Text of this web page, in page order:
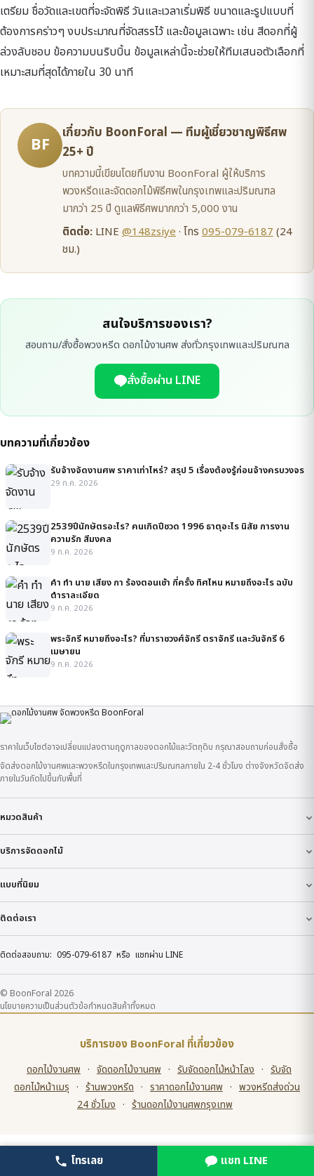
เตรียม ชื่อวัดและเขตที่จะจัดพิธี วันและเวลาเริ่มพิธี ขนาดและรูปแบบที่
ต้องการคร่าวๆ งบประมาณที่จัดสรรไว้ และข้อมูลเฉพาะ เช่น สีดอกที่ผู้
ล่วงลับชอบ ข้อความบนริบบิ้น ข้อมูลเหล่านี้จะช่วยให้ทีมเสนอตัวเลือกที่
เหมาะสมที่สุดได้ภายใน 30 นาที
BF
เกี่ยวกับ BoonForal — ทีมผู้เชี่ยวชาญพิธีศพ
25+ ปี
บทความนี้เขียนโดยทีมงาน BoonForal ผู้ให้บริการ
พวงหรีดและจัดดอกไม้พิธีศพในกรุงเทพและปริมณฑล
มากว่า 25 ปี ดูแลพิธีศพมากกว่า 5,000 งาน
ติดต่อ: LINE @148zsiye· โทร 095-079-6187(24
ชม.)
สนใจบริการของเรา?
สอบถาม/สั่งซื้อพวงหรีด ดอกไม้งานศพ ส่งทั่วกรุงเทพและปริมณฑล
สั่งซื้อผ่าน LINE
บทความที่เกี่ยวข้อง
รับจ้างจัดงานศพ ราคาเท่าไหร่? สรุป 5 เรื่องต้องรู้ก่อนจ้างครบวงจร
29 ก.ค. 2026
2539ปีนักษัตรอะไร? คนเกิดปีชวด 1996 ธาตุอะไร นิสัย การงาน
ความรัก สีมงคล
9 ก.ค. 2026
คํา ทํา นาย เสียง กา ร้องตอนเช้า กี่ครั้ง ทิศไหน หมายถึงอะไร ฉบับ
ตำราละเอียด
9 ก.ค. 2026
พระจักรี หมายถึงอะไร? ที่มาราชวงศ์จักรี ตราจักรี และวันจักรี 6
เมษายน
9 ก.ค. 2026
ราคาในเว็บไซต์อาจเปลี่ยนแปลงตามฤดูกาลของดอกไม้และวัตถุดิบ กรุณาสอบถามก่อนสั่งซื้อ
จัดส่งดอกไม้งานศพและพวงหรีดในกรุงเทพและปริมณฑลภายใน 2-4 ชั่วโมง ต่างจังหวัดจัดส่ง
ภายในวันถัดไปขึ้นกับพื้นที่
หมวดสินค้า
บริการจัดดอกไม้
แบบที่นิยม
ติดต่อเรา
ติดต่อสอบถาม: 095-079-6187 หรือ แชทผ่าน LINE
© BoonForal 2026
นโยบายความเป็นส่วนตัวข้อกำหนดสินค้าทั้งหมด
บริการของ BoonForal ที่เกี่ยวข้อง
ดอกไม้งานศพ · จัดดอกไม้งานศพ · รับจัดดอกไม้หน้าโลง · รับจัด
ดอกไม้หน้าเมรุ · ร้านพวงหรีด · ราคาดอกไม้งานศพ · พวงหรีดส่งด่วน
24 ชั่วโมง · ร้านดอกไม้งานศพกรุงเทพ
โทรเลย LINE สั่งเลย
โทรเลย แชท LINE